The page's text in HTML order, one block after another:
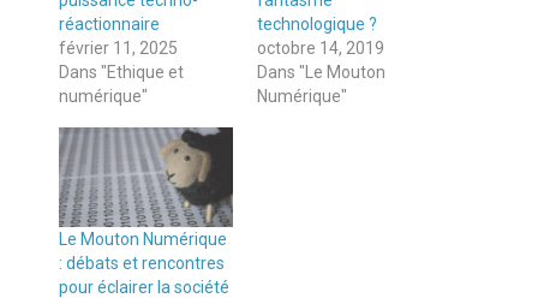
réactionnaire
février 11, 2025
Dans "Ethique et
numérique"
technologique ?
octobre 14, 2019
Dans "Le Mouton
Numérique"
Le Mouton Numérique
: débats et rencontres
pour éclairer la société